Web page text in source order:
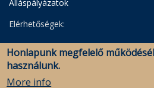
Álláspályázatok
Elérhetőségek:
Egyetemi Könyvtár
Levéltár
Savaria Könyvtár és Levéltár
Honlapunk megfelelő
használunk.
More info